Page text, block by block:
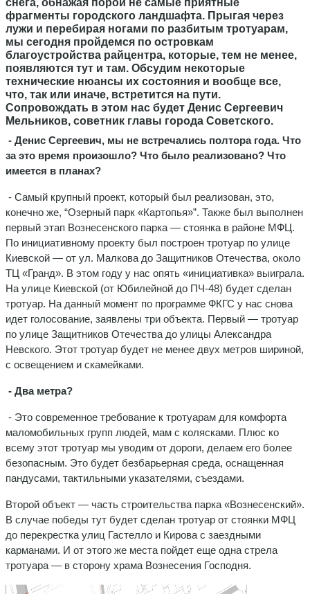
фрагменты городского ландшафта. Прыгая через
лужи и перебирая ногами по разбитым тротуарам,
мы сегодня пройдемся по островкам
благоустройства райцентра, которые, тем не менее,
появляются тут и там. Обсудим некоторые
технические нюансы их состояния и вообще все,
что, так или иначе, встретится на пути.
Сопровождать в этом нас будет Денис Сергеевич
Мельников, советник главы города Советского.
- Денис Сергеевич, мы не встречались полтора года. Что
за это время произошло? Что было реализовано? Что
имеется в планах?
- Самый крупный проект, который был реализован, это,
конечно же, “Озерный парк «Картопья»”. Также был выполнен
первый этап Вознесенского парка — стоянка в районе МФЦ.
По инициативному проекту был построен тротуар по улице
Киевской — от ул. Малкова до Защитников Отечества, около
ТЦ «Гранд». В этом году у нас опять «инициативка» выиграла.
На улице Киевской (от Юбилейной до ПЧ-48) будет сделан
тротуар. На данный момент по программе ФКГС у нас снова
идет голосование, заявлены три объекта. Первый — тротуар
по улице Защитников Отечества до улицы Александра
Невского. Этот тротуар будет не менее двух метров шириной,
с освещением и скамейками.
- Два метра?
- Это современное требование к тротуарам для комфорта
маломобильных групп людей, мам с колясками. Плюс ко
всему этот тротуар мы уводим от дороги, делаем его более
безопасным. Это будет безбарьерная среда, оснащенная
пандусами, тактильными указателями, съездами.
Второй объект — часть строительства парка «Вознесенский».
В случае победы тут будет сделан тротуар от стоянки МФЦ
до перекрестка улиц Гастелло и Кирова с заездными
карманами. И от этого же места пойдет еще одна стрела
тротуара — в сторону храма Вознесения Господня.